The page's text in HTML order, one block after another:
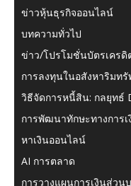
ข่าวหุ้นธุรกิจออนไลน์
บทความทั่วไป
ข่าว/โปรโมชั่นบัตรเครดิ
การลงทุนในอสังหาริมท
วิธีจัดการหนี้สิน: กลยุทธ์
การพัฒนาทักษะทางการเ
หาเงินออนไลน์
AI การตลาด
การวางแผนการเงินส่ว